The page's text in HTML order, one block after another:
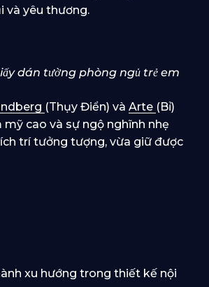
và yêu thương.
dán tường phòng ngủ trẻ em
(Thụy Điển) và Arte (Bỉ)
cao và sự ngộ nghĩnh nhẹ
trí tưởng tượng, vừa giữ được
xu hướng trong thiết kế nội